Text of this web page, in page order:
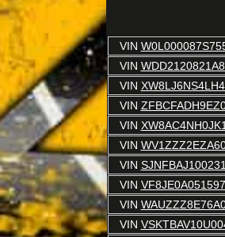
VIN
VIN
VIN
VIN
VIN
VIN
VIN
VIN
VIN
VIN